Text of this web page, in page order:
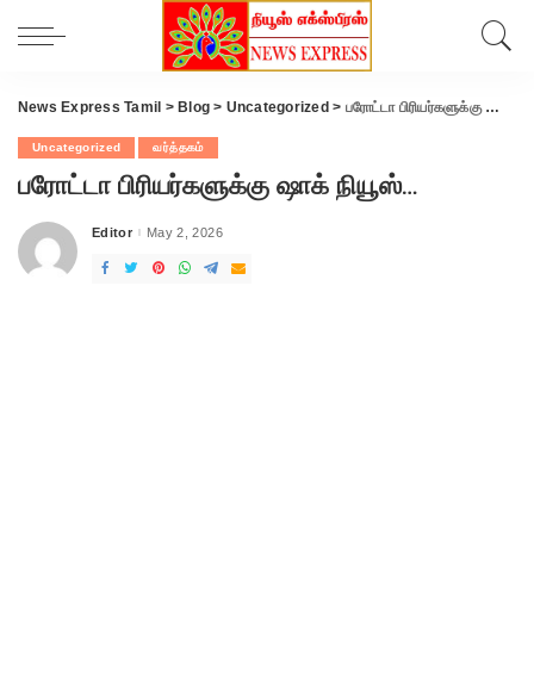
News Express Tamil > Blog > Uncategorized > பரோட்டா பிரியர்களுக்கு ஷாக் நியூஸ்…
Uncategorized வர்த்தகம்
பரோட்டா பிரியர்களுக்கு ஷாக் நியூஸ்…
Posted
Editor May 2, 2026